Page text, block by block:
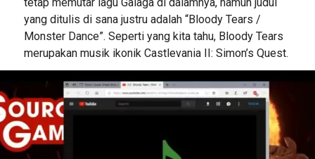
yang ditulis di sana justru adalah “Bloody Tears /
Monster Dance”. Seperti yang kita tahu, Bloody Tears
merupakan musik ikonik Castlevania II: Simon’s Quest.